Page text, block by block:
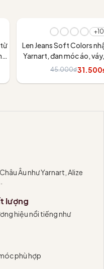
từ
+10
Len Jeans Soft Colors
Yarnart, đan móc áo,
thú
45.000₫
Âu như Yarnart, Alize
lượng
hiệu nổi tiếng như
phù hợp